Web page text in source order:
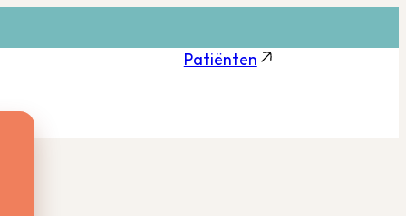
Patiënten